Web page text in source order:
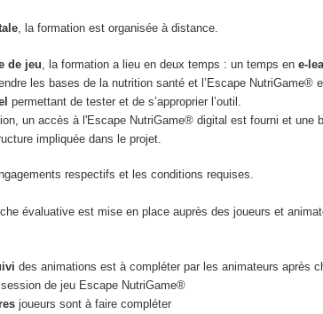
, la formation est organisée à distance.
de jeu , la formation a lieu en deux temps : un temps ene-
les bases de la nutrition santé et l’Escape NutriGame®
permettant de tester et de s’approprier l’outil.
un accès à l'Escape NutriGame® digital est fourni et une
impliquée dans le projet.
respectifs et les conditions requises.
évaluative est mise en place auprès des joueurs et
des animations est à compléter par les animateurs après
de jeu Escape NutriGame®
joueurs sont à faire compléter